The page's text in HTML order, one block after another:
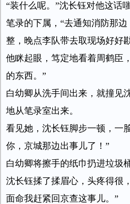
“装什么呢。”沈长钰对他这话
笔录的下属，“去通知消防那
整，晚点李队带去取现场好好
他眯起眼，笃定地看着周鹤臣
的东西。”
白幼卿从洗手间出来，就撞见
地从笔录室出来。
看见她，沈长钰脚步一顿，一
你，京城那边出事儿了！”
白幼卿将擦手的纸巾扔进垃圾
沈长钰揉了揉眉心，头疼得很
面命我赶紧回京查这事儿。”